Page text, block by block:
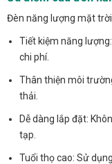
Đèn năng lượng mặt
Tiết kiệm năng
chi phí.
Thân thiện môi
thải.
Dễ dàng lắp đặt:
tạp.
Tuổi thọ cao: Sử